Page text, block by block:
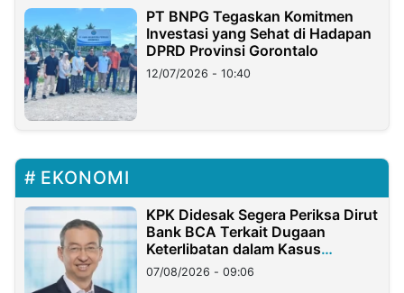
PT BNPG Tegaskan Komitmen
Investasi yang Sehat di Hadapan
DPRD Provinsi Gorontalo
12/07/2026 - 10:40
EKONOMI
KPK Didesak Segera Periksa Dirut
Bank BCA Terkait Dugaan
Keterlibatan dalam Kasus
Hilangnya Dana Nasabah Rp2,58
Miliar
07/08/2026 - 09:06